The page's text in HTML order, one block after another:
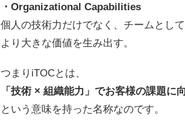
・Organizational Capabilities
個人の技術力だけでなく、チームとして
より大きな価値を生み出す。
つまりiTOCとは、
「技術 × 組織能力」でお客様の課題に
という意味を持った名称なのです。